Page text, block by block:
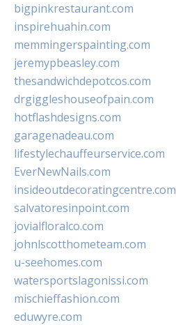
bigpinkrestaurant.com
inspirehuahin.com
memmingerspainting.com
jeremypbeasley.com
thesandwichdepotcos.com
drgiggleshouseofpain.com
hotflashdesigns.com
garagenadeau.com
lifestylechauffeurservice.com
EverNewNails.com
insideoutdecoratingcentre.com
salvatoresinpoint.com
jovialfloralco.com
johnlscotthometeam.com
u-seehomes.com
watersportslagonissi.com
mischieffashion.com
eduwyre.com